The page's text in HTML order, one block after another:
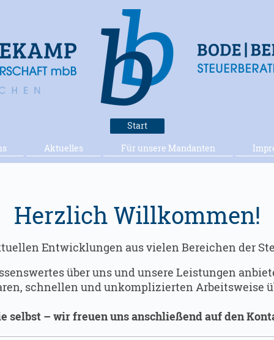
Start
Aktuelles Für unsere Mandanten
Herzlich Willkommen!
Entwicklungen aus vielen Bereichen der
über uns und unsere Leistungen
schnellen und unkomplizierten Arbeitsweise
selbst – wir freuen uns anschließend auf den